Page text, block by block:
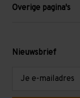
Blog
Levering en afhalen
Overige pagina's
Mezzanine
Nieuwsbrief